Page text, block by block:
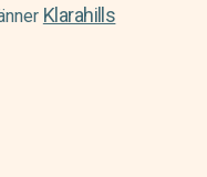
Klarahills